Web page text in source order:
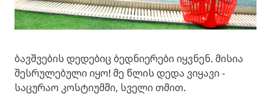
ბავშვების დედებიც ბედნიერები იყვნენ. მისია
შესრულებული იყო! მე წლის დედა ვიყავი -
საცურაო კოსტიუმში, სველი თმით.